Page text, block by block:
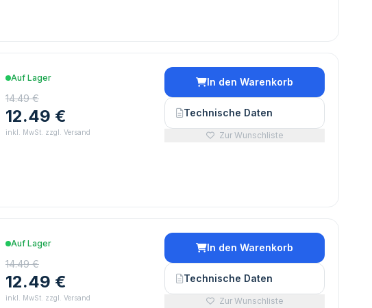
Auf Lager
14.49 €
12.49 €
inkl. MwSt. zzgl. Versand
In den Warenkorb
Technische Daten
Zur Wunschliste
Auf Lager
14.49 €
12.49 €
inkl. MwSt. zzgl. Versand
In den Warenkorb
Technische Daten
Zur Wunschliste